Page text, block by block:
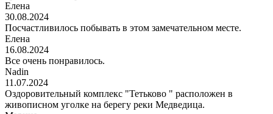
Елена
30.08.2024
Посчастливилось побывать в этом замечательном месте.
Елена
16.08.2024
Все очень понравилось.
Nadin
11.07.2024
Оздоровительный комплекс "Тетьково " расположен в
живописном уголке на берегу реки Медведица.